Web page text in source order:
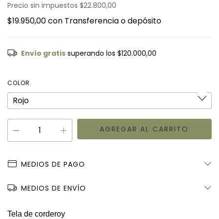
Precio sin impuestos $22.800,00
$19.950,00con Transferencia o depósito
Envío gratis superando los $120.000,00
COLOR
MEDIOS DE PAGO
MEDIOS DE ENVÍO
Tela de corderoy